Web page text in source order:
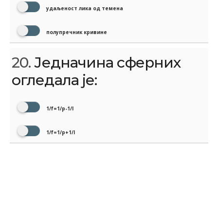
удаљеност лика од темена
полупречник кривине
20.Једначина сферних
огледала је:
1/f=1/p-1/l
1/f=1/p+1/l